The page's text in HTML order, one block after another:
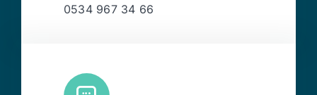
0534 967 34 66